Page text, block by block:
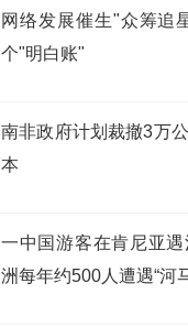
网络发展催生"众筹追
个"明白账"
南非政府计划裁撤3万
本
一中国游客在肯尼亚
洲每年约500人遭遇“河